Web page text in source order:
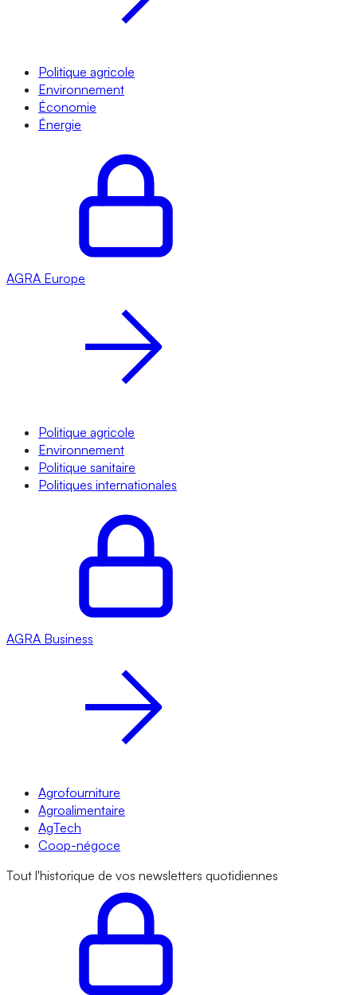
Politique agricole
Environnement
Économie
Énergie
AGRA Europe
Politique agricole
Environnement
Politique sanitaire
Politiques internationales
AGRA Business
Agrofourniture
Agroalimentaire
AgTech
Coop-négoce
Tout l'historique de vos newsletters quotidiennes